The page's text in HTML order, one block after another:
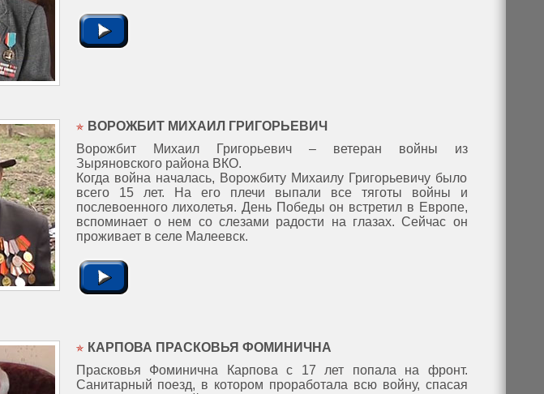
ВОРОЖБИТ МИХАИЛ ГРИГОРЬЕВИЧ
Ворожбит Михаил Григорьевич – ветеран войны из
Зыряновского района ВКО.
Когда война началась, Ворожбиту Михаилу Григорьевичу было
всего 15 лет. На его плечи выпали все тяготы войны и
послевоенного лихолетья. День Победы он встретил в Европе,
вспоминает о нем со слезами радости на глазах. Сейчас он
проживает в селе Малеевск.
КАРПОВА ПРАСКОВЬЯ ФОМИНИЧНА
Прасковья Фоминична Карпова с 17 лет попала на фронт.
Санитарный поезд, в котором проработала всю войну, спасая